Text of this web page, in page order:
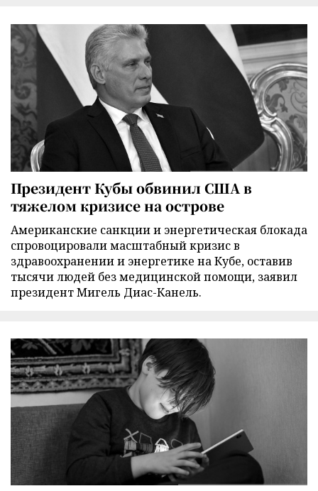
Президент Кубы обвинил США в
тяжелом кризисе на острове
Американские санкции и энергетическая блокада
спровоцировали масштабный кризис в
здравоохранении и энергетике на Кубе, оставив
тысячи людей без медицинской помощи, заявил
президент Мигель Диас-Канель.